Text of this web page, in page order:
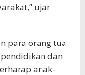
ujar
para orang tua
dan
anak-